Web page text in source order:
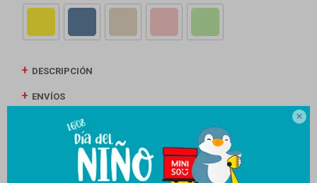

DESCRIPCIÓN
ENVÍOS
CAMBIOS Y DEVOLUCIONES
MEDIOS DE PAGO